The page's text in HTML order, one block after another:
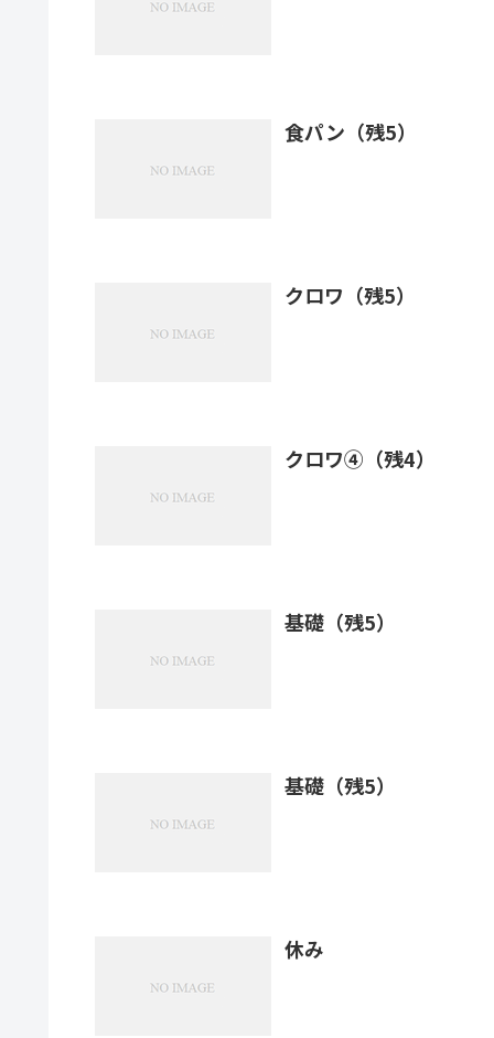
食パン（残5）
クロワ（残5）
クロワ④（残4）
基礎（残5）
基礎（残5）
休み